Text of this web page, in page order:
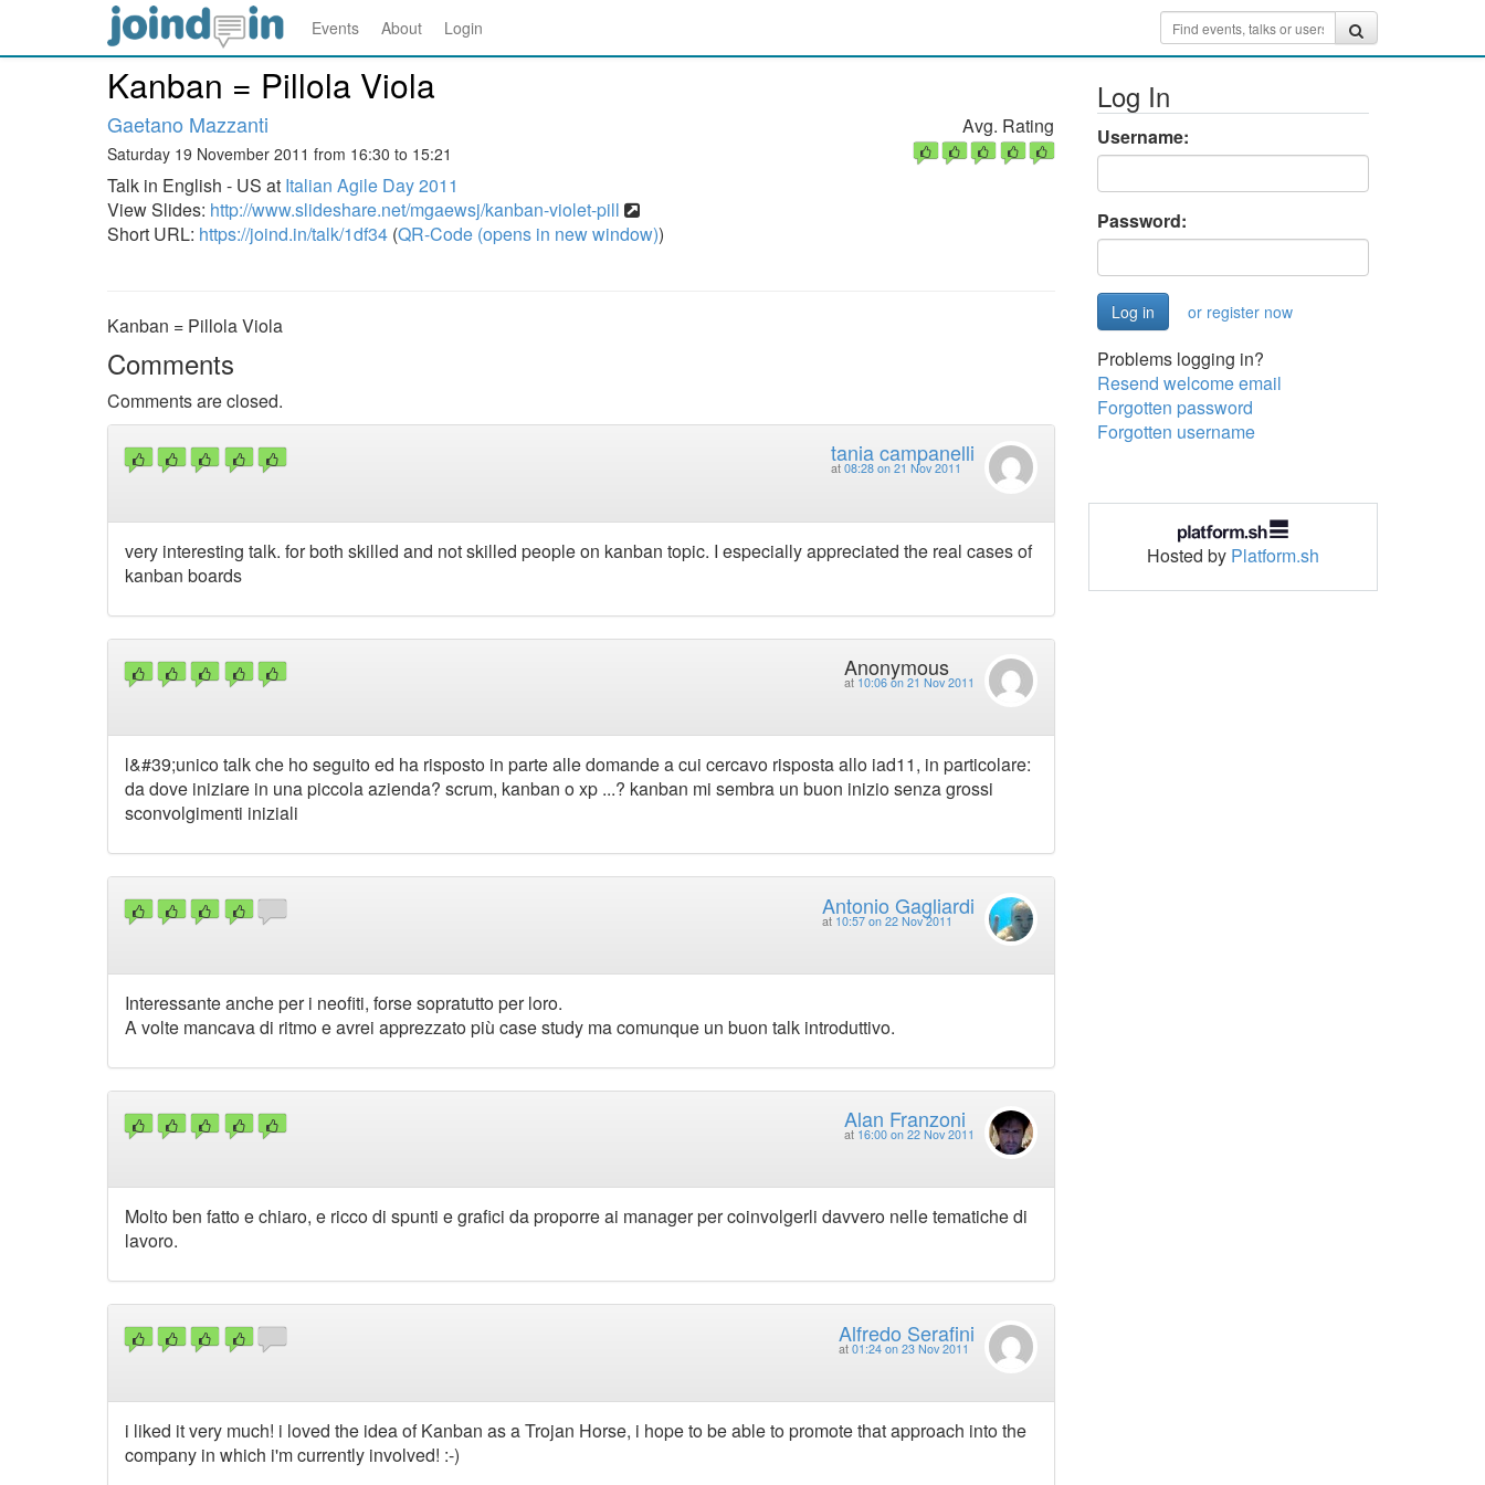
Events About Login
Kanban = Pillola Viola
Gaetano Mazzanti
Saturday 19 November 2011 from 16:30 to 15:21
Talk in English - US at Italian Agile Day 2011
View Slides: http://www.slideshare.net/mgaewsj/kanban-violet-pill
Short URL: https://joind.in/talk/1df34 (QR-Code (opens in new window))
Avg. Rating
Kanban = Pillola Viola
Comments
Comments are closed.
tania campanelli
at 08:28 on 21 Nov 2011
very interesting talk. for both skilled and not skilled people on kanban topic. I especially appreciated the real cases of
kanban boards
Anonymous
at 10:06 on 21 Nov 2011
l&#39;unico talk che ho seguito ed ha risposto in parte alle domande a cui cercavo risposta allo iad11, in particolare:
da dove iniziare in una piccola azienda? scrum, kanban o xp ...? kanban mi sembra un buon inizio senza grossi
sconvolgimenti iniziali
Antonio Gagliardi
at 10:57 on 22 Nov 2011
Interessante anche per i neofiti, forse sopratutto per loro.
A volte mancava di ritmo e avrei apprezzato più case study ma comunque un buon talk introduttivo.
Alan Franzoni
at 16:00 on 22 Nov 2011
Molto ben fatto e chiaro, e ricco di spunti e grafici da proporre ai manager per coinvolgerli davvero nelle tematiche di
lavoro.
Alfredo Serafini
at 01:24 on 23 Nov 2011
i liked it very much! i loved the idea of Kanban as a Trojan Horse, i hope to be able to promote that approach into the
company in which i'm currently involved! :-)
Log In
Username:
Password:
or register now
Problems logging in?
Resend welcome email
Forgotten password
Forgotten username
Hosted by Platform.sh